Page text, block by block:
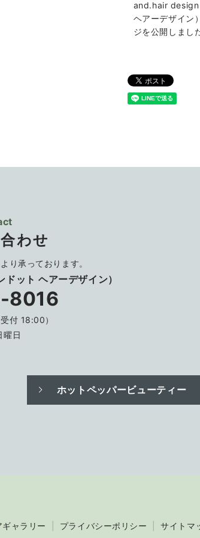
and.hair design
ヘアーデザイン
ジを公開しまし
わせ
り承っております。
ドット ヘアーデザイン）
8016
付 18:00）
曜日
ホットペッパービューティー
ギャラリー プライバシーポリシー サイトマ